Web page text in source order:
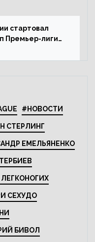
стартовал
Премьер-лиги
#НОВОСТИ
СТЕРЛИНГ
ЕМЕЛЬЯНЕНКО
ЛЕГКОНОГИХ
СЕХУДО
БИВОЛ